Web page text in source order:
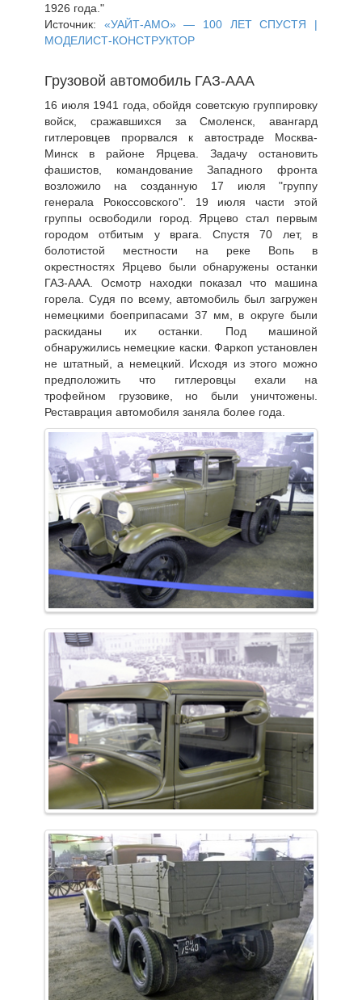
1926 года."
Источник: «УАЙТ-АМО» — 100 ЛЕТ СПУСТЯ |
МОДЕЛИСТ-КОНСТРУКТОР
Грузовой автомобиль ГАЗ-ААА
16 июля 1941 года, обойдя советскую группировку
войск, сражавшихся за Смоленск, авангард
гитлеровцев прорвался к автостраде Москва-
Минск в районе Ярцева. Задачу остановить
фашистов, командование Западного фронта
возложило на созданную 17 июля "группу
генерала Рокоссовского". 19 июля части этой
группы освободили город. Ярцево стал первым
городом отбитым у врага. Спустя 70 лет, в
болотистой местности на реке Вопь в
окрестностях Ярцево были обнаружены останки
ГАЗ-ААА. Осмотр находки показал что машина
горела. Судя по всему, автомобиль был загружен
немецкими боеприпасами 37 мм, в округе были
раскиданы их останки. Под машиной
обнаружились немецкие каски. Фаркоп установлен
не штатный, а немецкий. Исходя из этого можно
предположить что гитлеровцы ехали на
трофейном грузовике, но были уничтожены.
Реставрация автомобиля заняла более года.